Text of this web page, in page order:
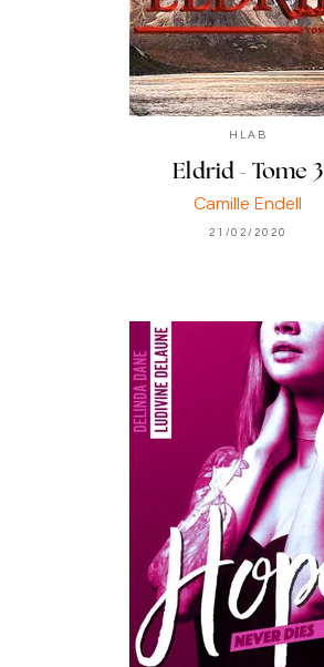
HLAB
Eldrid - Tome 3
Camille Endell
21/02/2020